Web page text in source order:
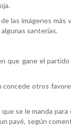
las imágenes más
santerías.
que gane el
concede otros
se le manda
payé, según